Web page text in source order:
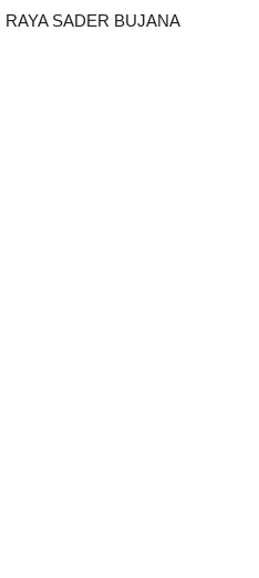
RAYA SADER BUJANA